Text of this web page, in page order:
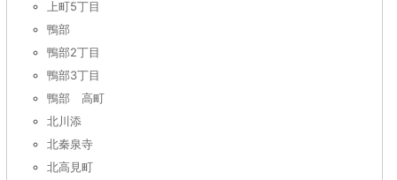
上町5丁目
鴨部
鴨部2丁目
鴨部3丁目
鴨部 高町
北川添
北秦泉寺
北高見町